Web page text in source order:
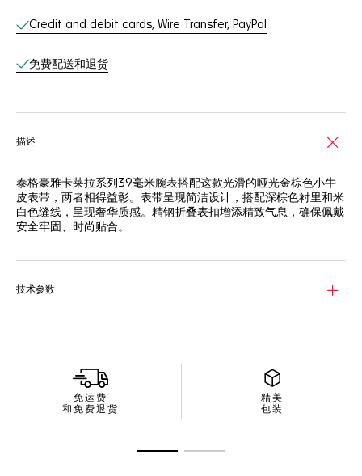
线上服务
Credit and debit cards, Wire Transfer, PayPal
免费配送和退货
描述
泰格豪雅卡莱拉系列39毫米腕表搭配这款光滑的哑光金棕色小牛
皮表带，两者相得益彰。表带呈现简洁设计，搭配深棕色衬里和米
白色缝线，呈现奢华质感。精钢折叠表扣增添精致气息，确保佩戴
安全牢固、时尚贴合。
技术参数
免运费
和免费退货
精美
包装